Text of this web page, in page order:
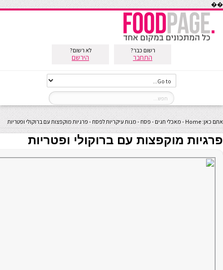
��
רשום כבר?
התחבר
לא רשום?
הירשם
אתם כאן: Home
- מאכלי חגים - פסח - מנות עיקריות לפסח - פרגיות מוקפצות עם ברוקולי ופטריות
פרגיות מוקפצות עם ברוקולי ופטריות